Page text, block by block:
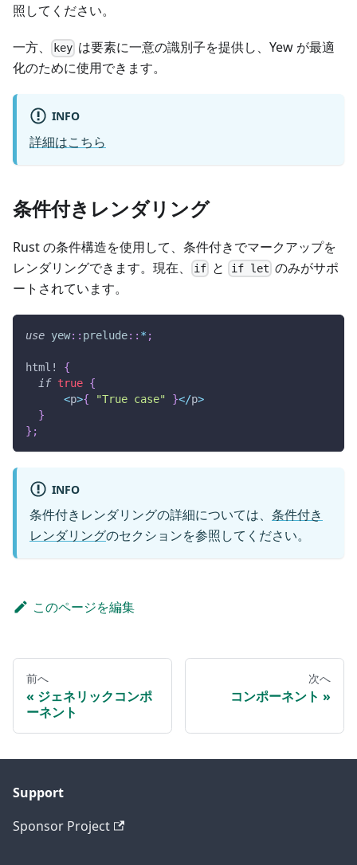
照してください。
一方、 key は要素に一意の識別子を提供し、Yew が最適
化のために使用できます。
INFO
詳細はこちら
条件付きレンダリング
Rust の条件構造を使用して、条件付きでマークアップを
レンダリングできます。現在、
if と if let のみがサポ
ートされています。
use yew:: prelude:: * ;
html!
{
if true {
<p>{ "True case" }</p>
}
} ;
INFO
条件付きレンダリングの詳細については、 条件付き
レンダリングのセクションを参照してください。
このページを編集
前へ
ジェネリックコンポ
ーネント
次へ
コンポーネント
Support
Sponsor Project